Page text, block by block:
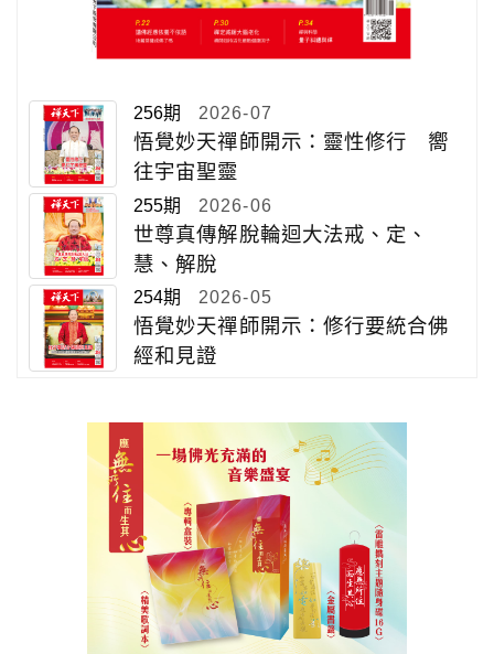
256期 2026-07
悟覺妙天禪師開示：靈性修行 嚮
往宇宙聖靈
255期 2026-06
世尊真傳解脫輪迴大法戒、定、
慧、解脫
254期 2026-05
悟覺妙天禪師開示：修行要統合佛
經和見證